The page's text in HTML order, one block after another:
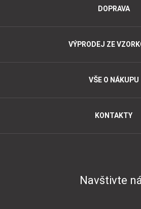
DOPRAVA
VÝPRODEJ ZE
VŠE O NÁKUPU
KONTAKTY
Navštivte